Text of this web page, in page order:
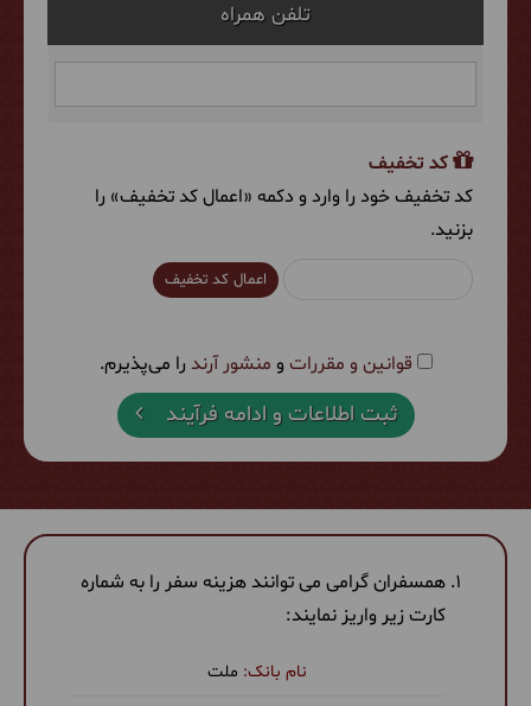
تلفن همراه
کد تخفیف
کد تخفیف خود را وارد و دکمه «اعمال کد تخفیف» را
بزنید.
اعمال کد تخفیف
قوانین و مقررات و منشور آرند را می‌پذیرم.
ثبت اطلاعات و ادامه فرآیند
همسفران گرامی می توانند هزینه سفر را به شماره
کارت زیر واریز نمایند:
ملت